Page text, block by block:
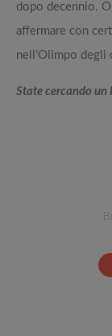
dopo decennio.
affermare con
nell’Olimpo degli
State cercando